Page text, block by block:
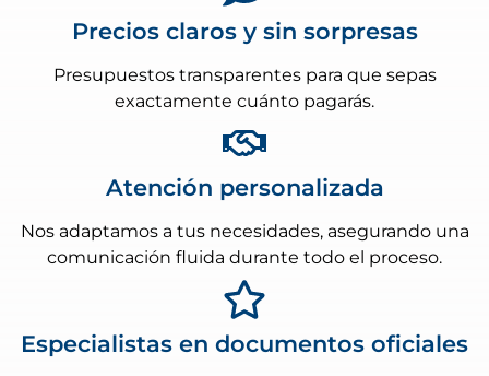
Precios claros y sin sorpresas
Presupuestos transparentes para que sepas
exactamente cuánto pagarás.
Atención personalizada
Nos adaptamos a tus necesidades, asegurando una
comunicación fluida durante todo el proceso.
Especialistas en documentos oficiales